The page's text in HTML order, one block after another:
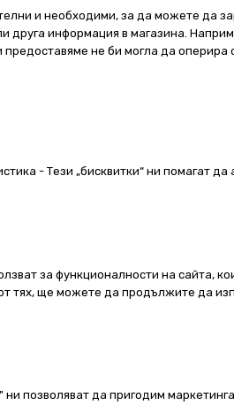
и необходими, за да можете да
друга информация в магазина.
предоставяме не би могла да
- Тези „бисквитки“ ни помагат
за функционалности на сайта,
тях, ще можете да продължите да
ни позволяват да пригодим